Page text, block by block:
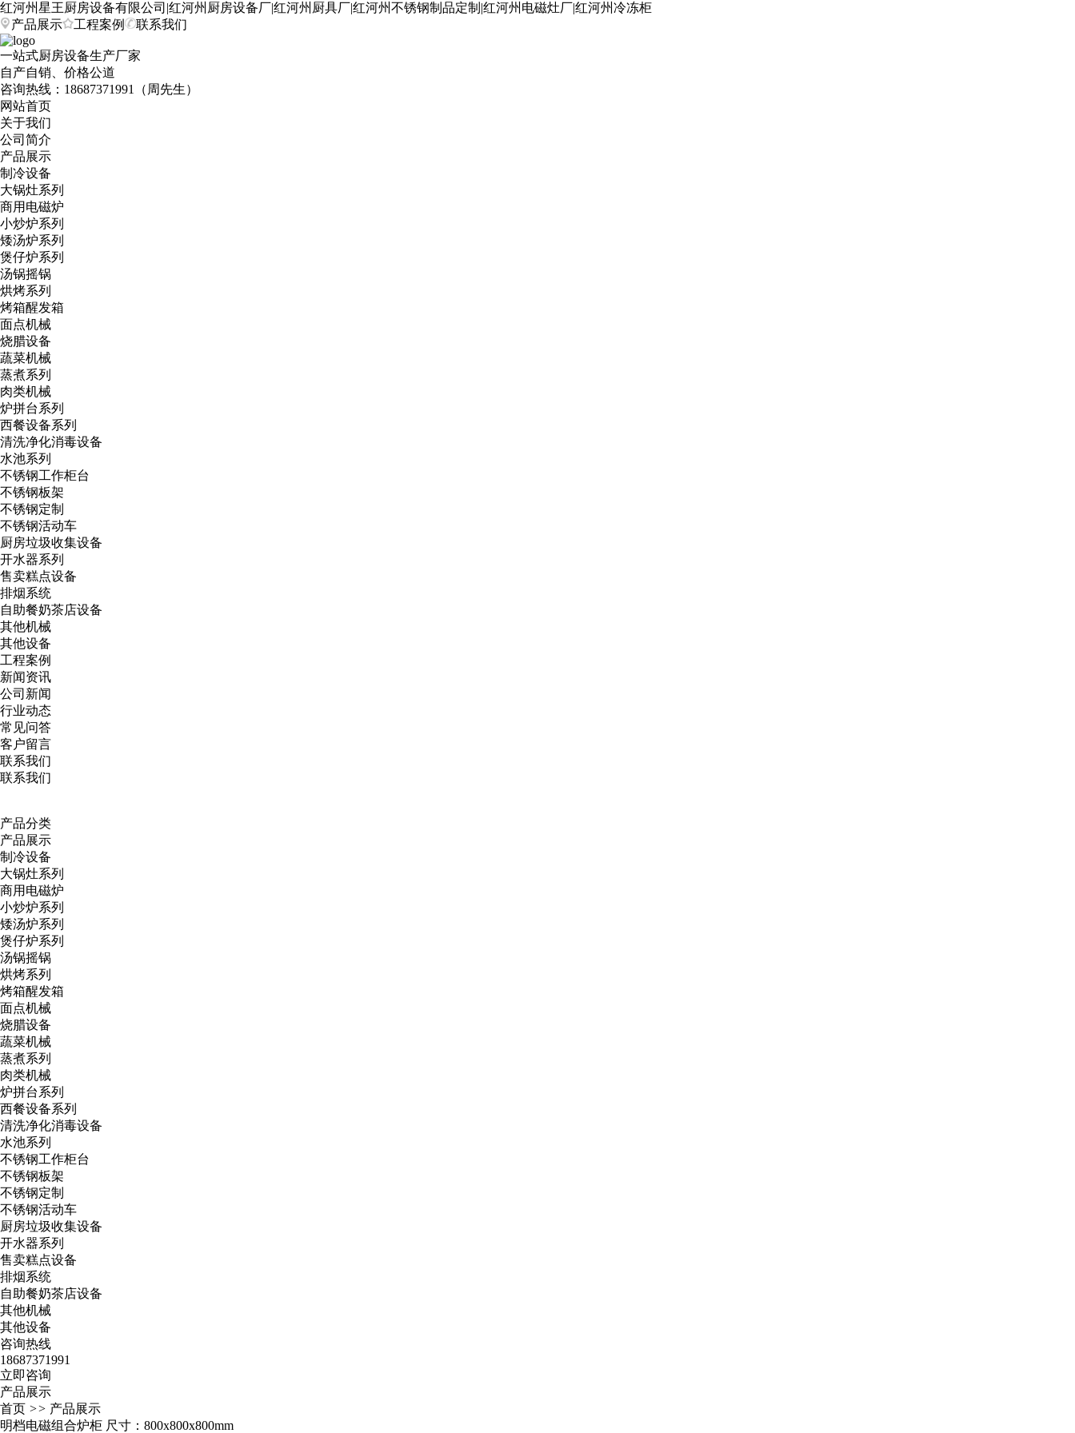
红河州星王厨房设备有限公司|红河州厨房设备厂|红河州厨具厂|红河州不锈钢制品定制|红河州电磁灶厂|红河州冷冻柜
产品展示
工程案例 联系我们
一站式厨房设备生产厂家
自产自销、价格公道
咨询热线： 18687371991（周先生）
网站首页
关于我们
公司简介
产品展示
制冷设备
大锅灶系列
商用电磁炉
小炒炉系列
矮汤炉系列
煲仔炉系列
汤锅摇锅
烘烤系列
烤箱醒发箱
面点机械
烧腊设备
蔬菜机械
蒸煮系列
肉类机械
炉拼台系列
西餐设备系列
清洗净化消毒设备
水池系列
不锈钢工作柜台
不锈钢板架
不锈钢定制
不锈钢活动车
厨房垃圾收集设备
开水器系列
售卖糕点设备
排烟系统
自助餐奶茶店设备
其他机械
其他设备
工程案例
新闻资讯
公司新闻
行业动态
常见问答
客户留言
联系我们
联系我们
产品分类
产品展示
制冷设备
大锅灶系列
商用电磁炉
小炒炉系列
矮汤炉系列
煲仔炉系列
汤锅摇锅
烘烤系列
烤箱醒发箱
面点机械
烧腊设备
蔬菜机械
蒸煮系列
肉类机械
炉拼台系列
西餐设备系列
清洗净化消毒设备
水池系列
不锈钢工作柜台
不锈钢板架
不锈钢定制
不锈钢活动车
厨房垃圾收集设备
开水器系列
售卖糕点设备
排烟系统
自助餐奶茶店设备
其他机械
其他设备
咨询热线
18687371991
立即咨询
产品展示
首页 >> 产品展示
明档电磁组合炉柜 尺寸：800x800x800mm